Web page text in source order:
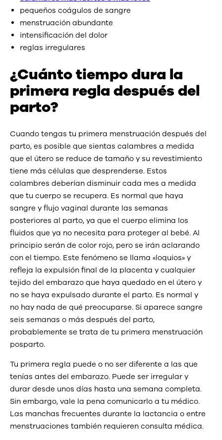
pequeños coágulos de sangre
menstruación abundante
intensificación del dolor
reglas irregulares
¿Cuánto tiempo dura la
primera regla después del
parto?
Cuando tengas tu primera menstruación después del
parto, es posible que sientas calambres a medida
que el útero se reduce de tamaño y su revestimiento
tiene más células que desprenderse. Estos
calambres deberían disminuir cada mes a medida
que tu cuerpo se recupera. Es normal que haya
sangre y flujo vaginal durante las semanas
posteriores al parto, ya que el cuerpo elimina los
fluidos que ya no necesita para proteger al bebé. Al
principio serán de color rojo, pero se irán aclarando
con el tiempo. Este fenómeno se llama «loquios» y
refleja la expulsión final de la placenta y cualquier
tejido del embarazo que haya quedado en el útero y
no se haya expulsado durante el parto. Es normal y
no hay nada de qué preocuparse. Si aparece sangre
seis semanas o más después del parto,
probablemente se trata de tu primera menstruación
posparto.
Tu primera regla puede o no ser diferente a las que
tenías antes del embarazo. Puede ser irregular y
durar desde unos días hasta una semana completa.
Sin embargo, vale la pena comunicarlo a tu médico.
Las manchas frecuentes durante la lactancia o entre
menstruaciones también requieren consulta médica.